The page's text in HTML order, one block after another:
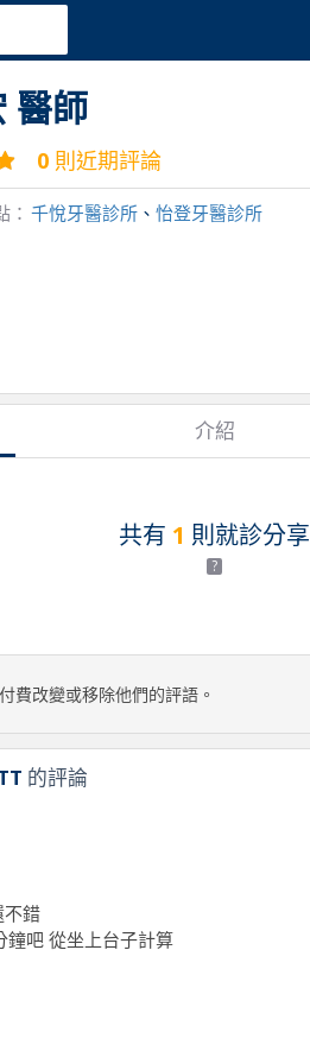
醫師
0 則近期評論
： 千悅牙醫診所 、 怡登牙醫診所
介紹
共有 1 則就診分享
?
費改變或移除他們的評語。
的評論
錯
鐘吧 從坐上台子計算